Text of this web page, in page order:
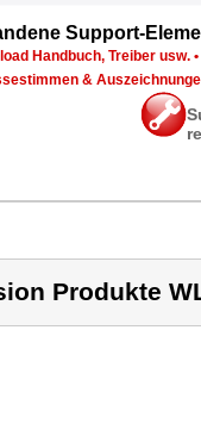
Sup­port-
Hand­buch, Trei­ber usw. •
&
Produkte